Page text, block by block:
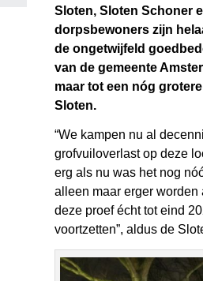
Sloten, Sloten Schoner
dorpsbewoners zijn
de ongetwijfeld
van de gemeente
maar tot een nóg
Sloten.
“We kampen nu al
grofvuiloverlast op deze
erg als nu was het nog
alleen maar erger worden
deze proef écht tot eind
voortzetten”, aldus de